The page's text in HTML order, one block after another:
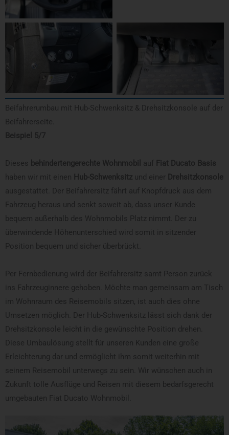
Beifahrerumbau mit Hub-Schwenksitz & Drehsitzkonsole auf der
Beifahrerseite.
Beispiel 5/7
Dieses behindertengerechte Wohnmobil auf
Fiat Ducato Basis
haben wir mit einen Hub-Schwenksitz und einer Drehsitzkonsole
ausgestattet. Der Beifahrersitz fährt auf Knopfdruck aus dem
Fahrzeug heraus und senkt soweit ab, dass unser Kunde
bequem außerhalb des Wohnmobils Platz nimmt. Der zu
überwindende Höhenunterschied wird somit in sitzender
Position bequem und sicher überbrückt.
Per Fernbedienung wird der Beifahrersitz samt Person zurück
ins Fahrzeuginnere gehoben. Möchte man gemeinsam am Tisch
im Wohnraum des Reisemobils sitzen, ist auch dies ohne
Umsetzen möglich. Der Hub-Schwenksitz lässt sich dank der
Drehsitzkonsole leicht in die gewünschte Position drehen.
Diese Umbaulösung stellt für unseren Kunden eine große
Erleichterung dar und ermöglicht ihm somit weiterhin mit
seinem Reisemobil unterwegs zu sein. Wir wünschen auch in
Zukunft tolle Ausflüge und Reisen mit diesem bedarfsgerecht
umgebauten Fiat Ducato Wohnmobil.